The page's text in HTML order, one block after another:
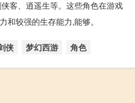
客、逍遥生等。这些角色在游戏
和较强的生存能力,能够。
侠 梦幻西游 角色